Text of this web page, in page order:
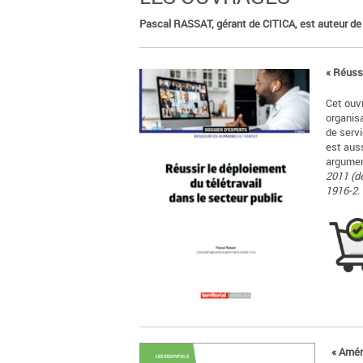
Pascal RASSAT, gérant de CITICA, est auteur
«
Cet
de
est
2011
1916-2.
«